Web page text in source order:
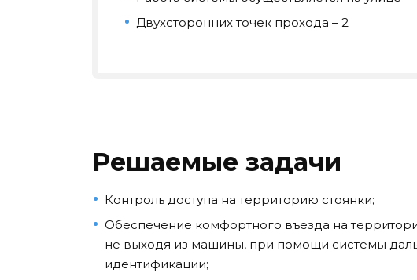
Двухсторонних точек прохода – 2
Решаемые задачи
Контроль доступа на территорию стоянки;
Обеспечение комфортного въезда на
не выходя из машины, при помощи системы
идентификации;